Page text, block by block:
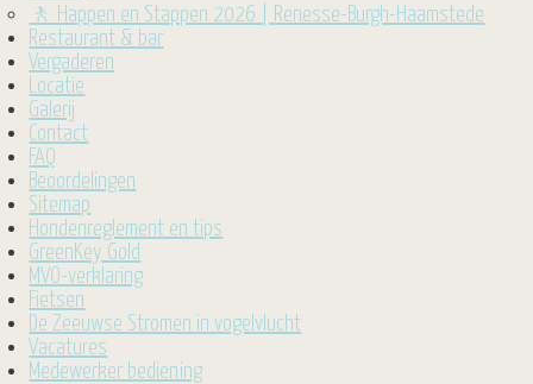
🚶 Happen en Stappen 2026 | Renesse-Burgh-Haamstede
Restaurant & bar
Vergaderen
Locatie
Galerij
Contact
FAQ
Beoordelingen
Sitemap
Hondenreglement en tips
GreenKey Gold
MVO-verklaring
Fietsen
De Zeeuwse Stromen in vogelvlucht
Vacatures
Medewerker bediening